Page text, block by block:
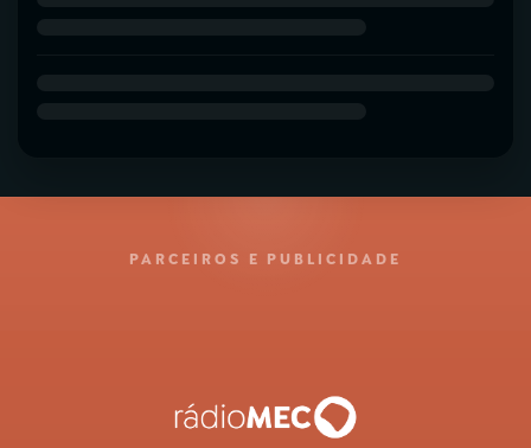
PARCEIROS E PUBLICIDADE